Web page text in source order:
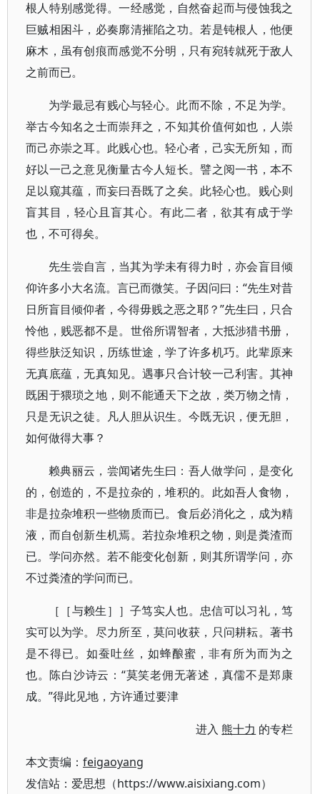
根人特别感觉得。一经感觉，自然奋起而与侵蚀我之
巨贼相困斗，必奏廓清摧陷之功。若是钝根人，他便
麻木，虽有创痕而感觉不分明，只有宛转就死于敌人
之前而已。
为学最忌有贱心与轻心。此而不除，不足为学。
举古今知名之士而崇拜之，不知其价值何如也，人崇
而己亦崇之耳。此贱心也。轻心者，己实无所知，而
好以一己之意见衡量古今人短长。譬之阅一书，本不
足以窥其蕴，而妄曰吾既了之矣。此轻心也。贱心则
盲其目，轻心且盲其心。有此二者，欲其有成于学
也，不可得矣。
先生尝自言，当其为学未有得力时，亦会盲目倾
仰许多小大名流。言已而微笑。子因问曰：“先生对昔
日所盲目倾仰者，今得毋贱之恶之耶？”先生曰，只合
怜他，贱恶都不是。世俗所谓智者，大抵涉猎书册，
得些肤泛知识，历练世途，学了许多机巧。此辈原来
无真底蕴，无真知见。遇事只合计较一己利害。其神
既困于猥琐之地，则不能通天下之故，类万物之情，
只是无识之徒。凡人胆从识生。今既无识，便无胆，
如何做得大事？
赖典丽云，尝闻诸先生曰：吾人做学问，是变化
的，创造的，不是拉杂的，堆积的。此如吾人食物，
非是拉杂堆积一些物质而已。食后必消化之，成为精
液，而自创新生机焉。若拉杂堆积之物，则是粪渣而
已。学问亦然。若不能变化创新，则其所谓学问，亦
不过粪渣的学问而已。
［［与赖生］］子笃实人也。忠信可以习礼，笃
实可以为学。尽力所至，莫问收获，只问耕耘。著书
是不得已。如蚕吐丝，如蜂酿蜜，非有所为而为之
也。陈白沙诗云：“莫笑老佣无著述，真儒不是郑康
成。”得此见地，方许通过要津
进入 熊十力 的专栏
本文责编： feigaoyang
发信站：爱思想（https://www.aisixiang.com）